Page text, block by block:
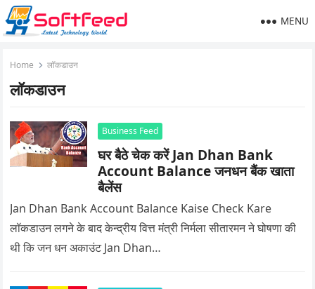
MENU
Home लॉकडाउन
लॉकडाउन
Business Feed
घर बैठे चेक करें Jan Dhan Bank
Account Balance जनधन बैंक खाता
बैलेंस
Jan Dhan Bank Account Balance Kaise Check Kare
लॉकडाउन लगने के बाद केन्द्रीय वित्त मंत्री निर्मला सीतारमन ने घोषणा की
थी कि जन धन अकाउंट Jan Dhan…